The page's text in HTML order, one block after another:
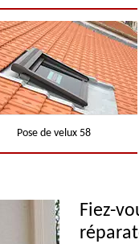
Pose de velux 58
Fiez-